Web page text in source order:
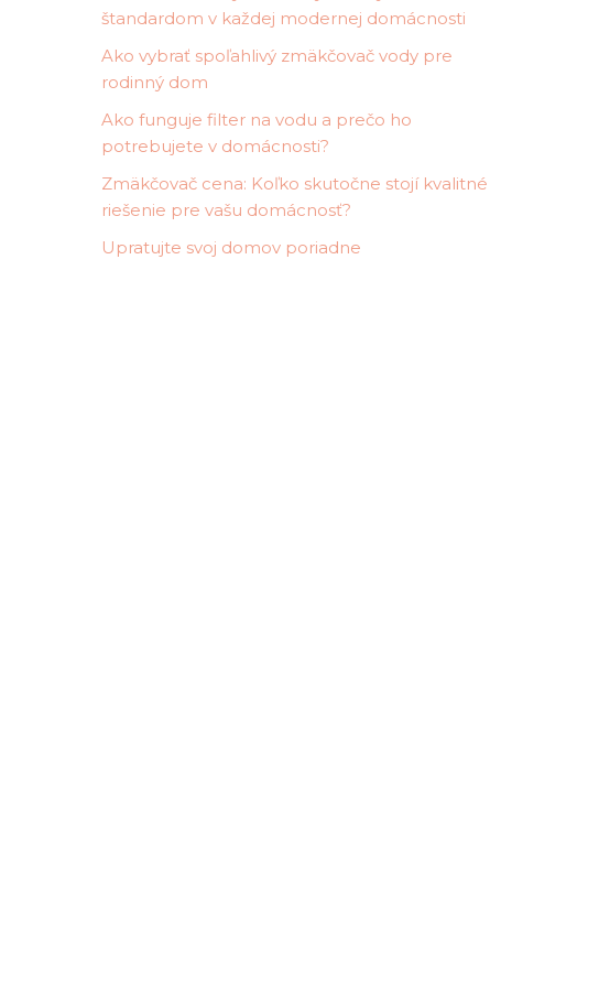
štandardom v každej modernej domácnosti
Ako vybrať spoľahlivý zmäkčovač vody pre
rodinný dom
Ako funguje filter na vodu a prečo ho
potrebujete v domácnosti?
Zmäkčovač cena: Koľko skutočne stojí kvalitné
riešenie pre vašu domácnosť?
Upratujte svoj domov poriadne